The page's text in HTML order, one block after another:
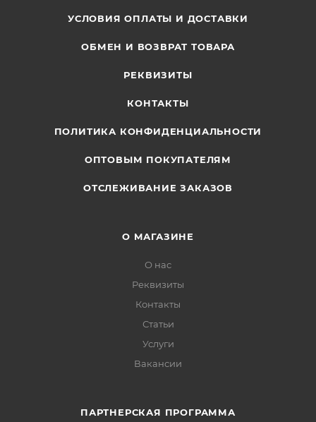
УСЛОВИЯ ОПЛАТЫ И ДОСТАВКИ
ОБМЕН И ВОЗВРАТ ТОВАРА
РЕКВИЗИТЫ
КОНТАКТЫ
ПОЛИТИКА КОНФИДЕНЦИАЛЬНОСТИ
ОПТОВЫМ ПОКУПАТЕЛЯМ
ОТСЛЕЖИВАНИЕ ЗАКАЗОВ
О МАГАЗИНЕ
О нас
Реквизиты
Контакты
Статьи
Услуги
Вакансии
ПАРТНЕРСКАЯ ПРОГРАММА